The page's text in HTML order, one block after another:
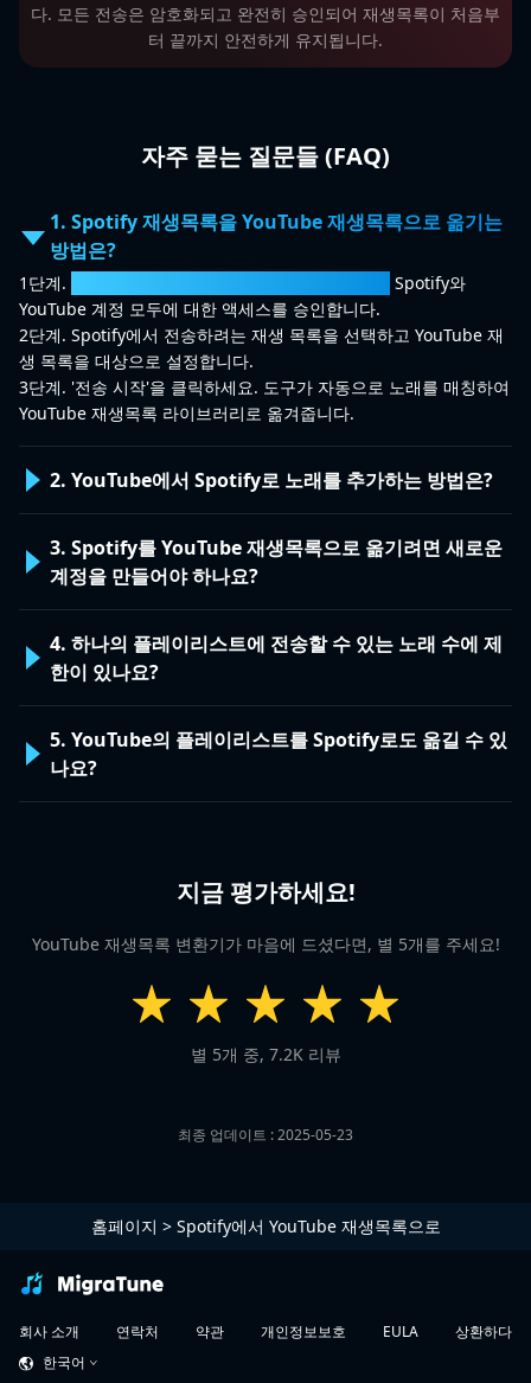
다. 모든 전송은 암호화되고 완전히 승인되어 재생목록이 처음부
터 끝까지 안전하게 유지됩니다.
자주 묻는 질문들 (FAQ)
1. Spotify 재생목록을 YouTube 재생목록으로 옮기는
방법은?
1단계.
Spotify와
YouTube 계정 모두에 대한 액세스를 승인합니다.
2단계. Spotify에서 전송하려는 재생 목록을 선택하고 YouTube 재
생 목록을 대상으로 설정합니다.
3단계. '전송 시작'을 클릭하세요. 도구가 자동으로 노래를 매칭하여
YouTube 재생목록 라이브러리로 옮겨줍니다.
2. YouTube에서 Spotify로 노래를 추가하는 방법은?
3. Spotify를 YouTube 재생목록으로 옮기려면 새로운
계정을 만들어야 하나요?
4. 하나의 플레이리스트에 전송할 수 있는 노래 수에 제
한이 있나요?
5. YouTube의 플레이리스트를 Spotify로도 옮길 수 있
나요?
지금 평가하세요!
YouTube 재생목록 변환기가 마음에 드셨다면, 별 5개를 주세요!
별 5개 중, 7.2K리뷰
최종 업데이트 : 2025-05-23
홈페이지 > Spotify에서 YouTube 재생목록으로
회사 소개 연락처 약관 개인정보보호 EULA
상환하다
한국어